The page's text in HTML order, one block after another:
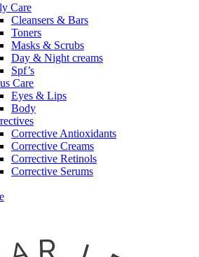
Care
Cleansers & Bars
Toners
Masks & Scrubs
Day & Night creams
Spf’s
Care
Eyes & Lips
Body
Corrective Antioxidants
Corrective Creams
Corrective Retinols
Corrective Serums